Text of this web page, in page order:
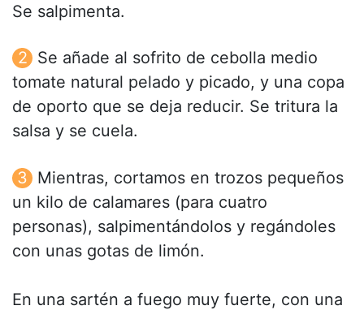
Se salpimenta.
Se añade al sofrito de cebolla medio
tomate natural pelado y picado, y una copa
de oporto que se deja reducir. Se tritura la
salsa y se cuela.
Mientras, cortamos en trozos pequeños
un kilo de calamares (para cuatro
personas), salpimentándolos y regándoles
con unas gotas de limón.
En una sartén a fuego muy fuerte, con una